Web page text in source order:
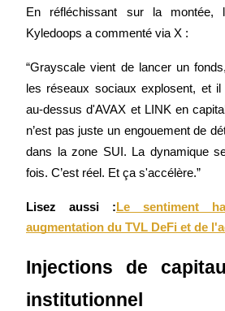
Guide
Guide de démarrage des contrats à
Stratégies de trading
En réfléchissant sur la montée,
Kyledoops a commenté via X :
“Grayscale vient de lancer un
les réseaux sociaux explosent, et
au-dessus d'AVAX et LINK en
n’est pas juste un engouement de
dans la zone SUI. La dynamique
fois. C’est réel. Et ça s'accélère.”
Lisez aussi :Le sentiment
augmentation du TVL DeFi et de
Injections de
institutionnel